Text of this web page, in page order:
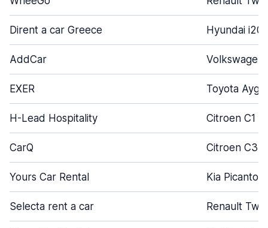
Dirent a car Greece Hyundai i20
AddCar Volkswagen
EXER Toyota Aygo
H-Lead Hospitality Citroen C1
CarQ Citroen C3
Yours Car Rental Kia Picanto
Selecta rent a car Renault